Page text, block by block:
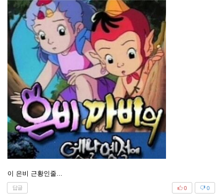
이 은비 근황인줄...
답글 0
0